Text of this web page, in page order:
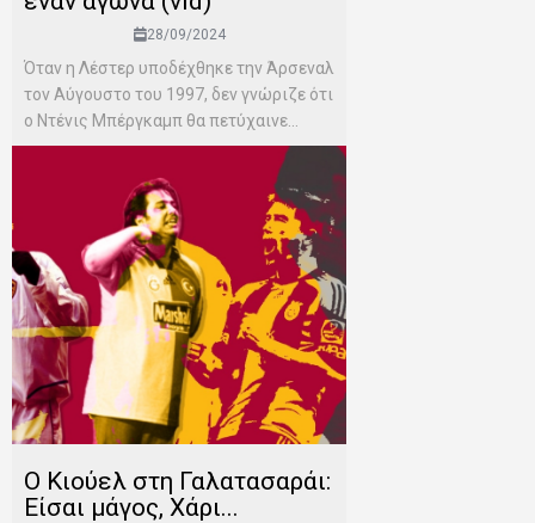
28/09/2024
Όταν η Λέστερ υποδέχθηκε την Άρσεναλ
τον Αύγουστο του 1997, δεν γνώριζε ότι
ο Ντένις Μπέργκαμπ θα πετύχαινε...
Ο Κιούελ στη Γαλατασαράι:
Είσαι μάγος, Χάρι...